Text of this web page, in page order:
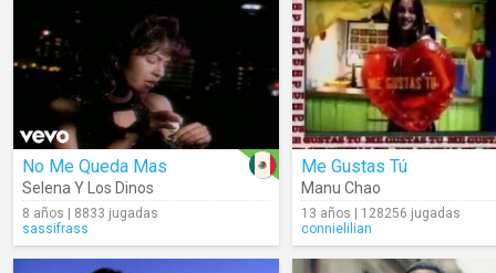
No Me Queda Mas
Selena Y Los Dinos
8 años | 8833 jugadas
sassifrass
Me Gustas Tú
Manu Chao
13 años | 128256 jugadas
connielilian